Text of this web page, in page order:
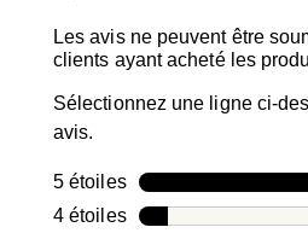
Les avis ne peuvent être
clients ayant acheté les
Sélectionnez une ligne ci-
avis.
5 étoilesétoiles
4 étoilesétoiles